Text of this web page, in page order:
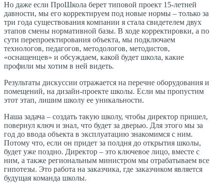
Но даже если ПроШкола берет типовой проект 15-летней
давности, мы его корректируем под новые нормы – только за
три года существования компании я стала свидетелем двух
этапов смены нормативной базы. В ходе корректировки, а по
сути перепроектирования объекта, мы подключаем
технологов, педагогов, методологов, методистов,
«оснащенцев» и обсуждаем, какой будет школа, какие
профили мы хотим в ней видеть.
Результаты дискуссии отражается на перечне оборудования и
помещений, на дизайн-проекте школы. Если мы пропустим
этот этап, лишим школу ее уникальности.
Наша задача – создать такую школу, чтобы директор пришел,
повернул ключ и знал, что будет за дверью. Для этого мы за
год до ввода объекта в эксплуатацию знакомимся с ним.
Потому что, если он придет за полдня до открытия школы,
будет уже поздно. Директор – это ключевое лицо, вместе с
ним, а также региональным министром мы отрабатываем все
гипотезы. Это работа на заказчика, где заказчиком является
будущая команда школы.